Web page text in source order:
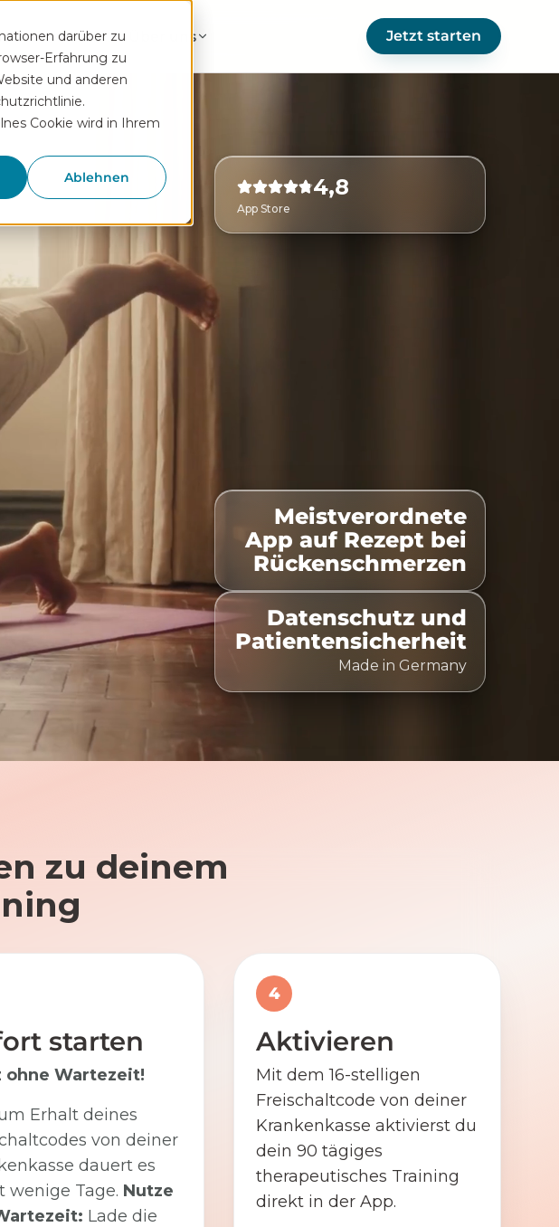
darüber zu
Erfahrung zu
und anderen
Cookie wird in Ihrem
Ablehnen
Hilfe Über uns Jetzt starten
4,8
App Store
Meistverordnete
App auf Rezept bei
Rückenschmerzen
Datenschutz und
Patientensicherheit
Made in Germany
(DiGA) 100% Kostenübernahme Zeitlich flexibel
zu deinem
starten
ohne Wartezeit!
Erhalt deines
von deiner
dauert es
wenige Tage. Nutze
Lade die
4
Aktivieren
Mit dem 16-stelligen
Freischaltcode von deiner
Krankenkasse aktivierst du
dein 90 tägiges
therapeutisches Training
direkt in der App.